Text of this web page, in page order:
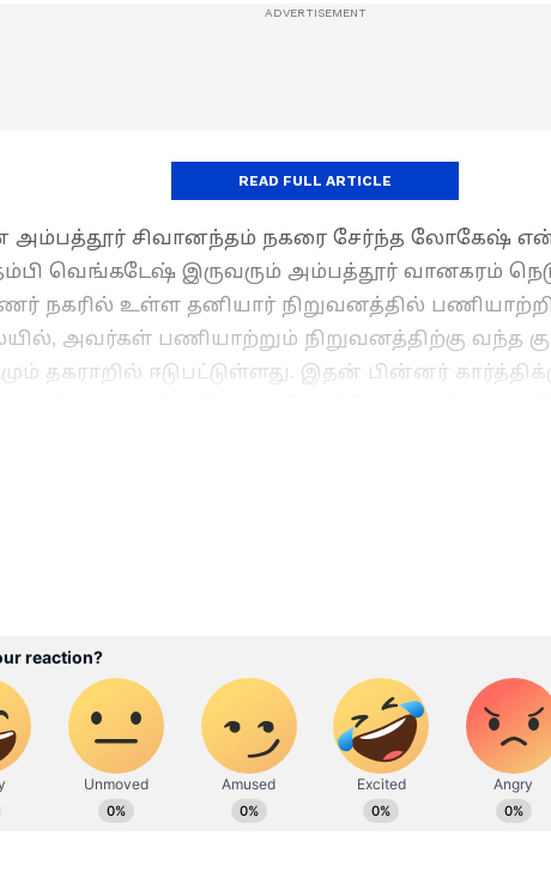
சிவானந்தம் நகரை சேர்ந்த லோகேஷ் என்ற
வெங்கடேஷ் இருவரும் அம்பத்தூர் வானகரம்
நகரில் உள்ள தனியார் நிறுவனத்தில்
அவர்கள் பணியாற்றும் நிறுவனத்திற்கு வந்த
தகராறில் ஈடுபட்டுள்ளது. இதன் பின்னர்
READ FULL ARTICLE